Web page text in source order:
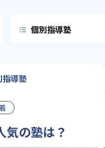
個別指導塾
指導塾
気の塾は？